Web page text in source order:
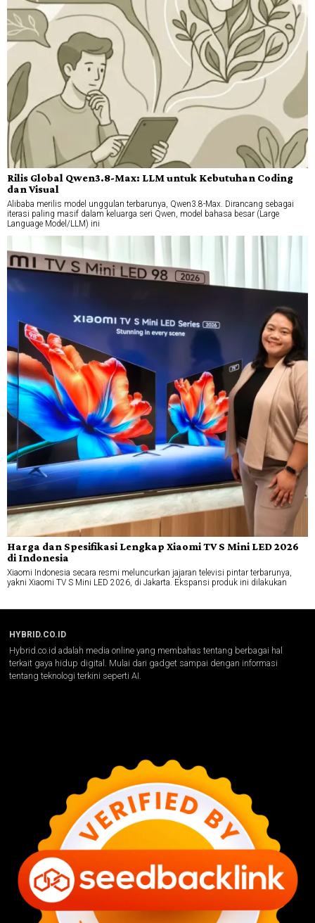
Rilis Global Qwen3.8-Max: LLM untuk Kebutuhan Coding
dan Visual
Alibaba merilis model unggulan terbarunya, Qwen3.8-Max. Dirancang sebagai
iterasi paling masif dalam keluarga seri Qwen, model bahasa besar (Large
Language Model/LLM) ini
Harga dan Spesifikasi Lengkap Xiaomi TV S Mini LED 2026
di Indonesia
Xiaomi Indonesia secara resmi meluncurkan jajaran televisi pintar terbarunya,
yakni Xiaomi TV S Mini LED 2026, di Jakarta. Ekspansi produk ini dilakukan
HYBRID.CO.ID
Hybrid.co.id adalah media online yang membahas tentang berbagai hal
terkait gaya hidup digital. Mulai dari gadget sampai dengan informasi
tentang teknologi terkini seperti AI.